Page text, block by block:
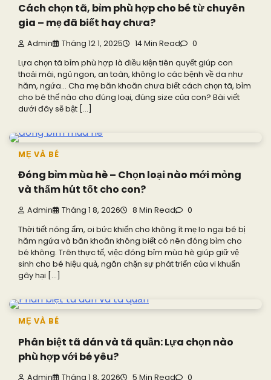
Cách chọn tã, bỉm phù hợp cho bé từ chuyên
gia – mẹ đã biết hay chưa?
Admin Tháng 12 1, 2025 14 Min Read 0
Lựa chọn tã bỉm phù hợp là điều kiện tiên quyết giúp con
thoải mái, ngủ ngon, an toàn, không lo các bệnh về da như
hăm, ngứa… Cha mẹ băn khoăn chưa biết cách chọn tã, bỉm
cho bé thế nào cho đúng loại, đúng size của con? Bài viết
dưới đây sẽ bật […]
MẸ VÀ BÉ
Đóng bỉm mùa hè – Chọn loại nào mới mỏng
và thấm hút tốt cho con?
Admin Tháng 1 8, 2026 8 Min Read 0
Thời tiết nóng ẩm, oi bức khiến cho không ít mẹ lo ngại bé bị
hăm ngứa và băn khoăn không biết có nên đóng bỉm cho
bé không. Trên thực tế, việc đóng bỉm mùa hè giúp giữ vệ
sinh cho bé hiệu quả, ngăn chặn sự phát triển của vi khuẩn
gây hại […]
MẸ VÀ BÉ
Phân biệt tã dán và tã quần: Lựa chọn nào
phù hợp với bé yêu?
Admin Tháng 1 8, 2026 5 Min Read 0